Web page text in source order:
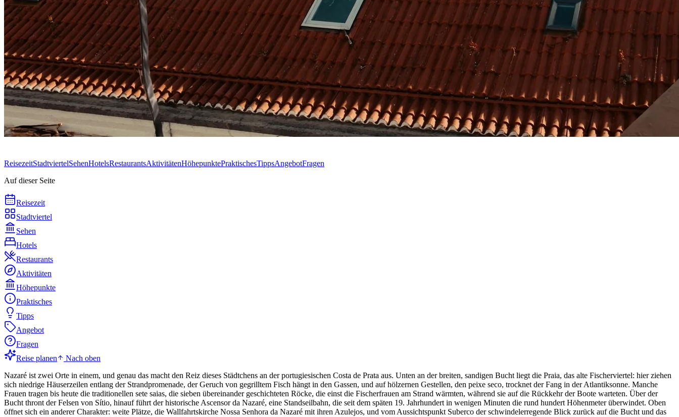
ReisezeitStadtviertelSehenHotelsRestaurantsAktivitätenHöhepunktePraktischesTippsAngebotFragen
Auf dieser Seite
Reisezeit
Stadtviertel
Sehen
Hotels
Restaurants
Aktivitäten
Höhepunkte
Praktisches
Tipps
Angebot
Fragen
Reise planen
Nach oben
Nazaré ist zwei Orte in einem, und genau das macht den Reiz dieses Städtchens an der portugiesischen Costa de Prata aus. Unten an der breiten, sandigen Bucht liegt die Praia, das alte Fischerviertel: hier ziehen
sich niedrige Häuserzeilen entlang der Strandpromenade, der Geruch von gegrilltem Fisch hängt in den Gassen, und auf hölzernen Gestellen, den peixe seco, trocknet der Fang in der Atlantiksonne. Manche
Frauen tragen bis heute die traditionellen sete saias, die sieben übereinander geschichteten Röcke, die einst die Fischerfrauen am Strand wärmten, während sie auf die Rückkehr der Boote warteten. Über der
Bucht thront der Felsen von Sítio, hinauf führt der historische Ascensor da Nazaré, eine Standseilbahn, die seit dem späten 19. Jahrhundert in wenigen Minuten die rund hundert Höhenmeter überwindet. Oben
öffnet sich ein anderer Charakter: weite Plätze, die Wallfahrtskirche Nossa Senhora da Nazaré mit ihren Azulejos, und vom Aussichtspunkt Suberco der schwindelerregende Blick zurück auf die Bucht und das